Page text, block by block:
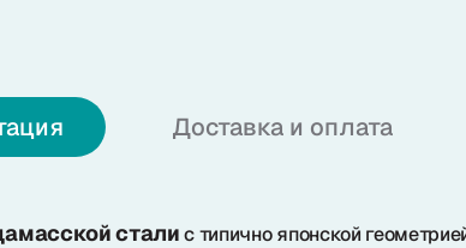
пт 9-18)
Доставка и оплата
сталис типично японской